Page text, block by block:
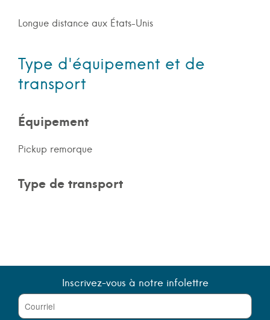
Longue distance aux États-Unis
Type d'équipement et de
transport
Équipement
Pickup remorque
Type de transport
Inscrivez-vous à notre infolettre